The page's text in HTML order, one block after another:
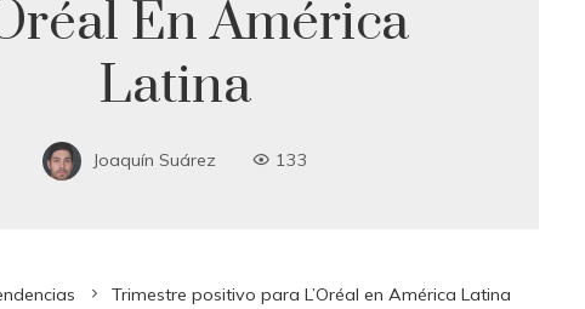
En América
Latina
Joaquín Suárez 133
Trimestre positivo para L’Oréal en América Latina